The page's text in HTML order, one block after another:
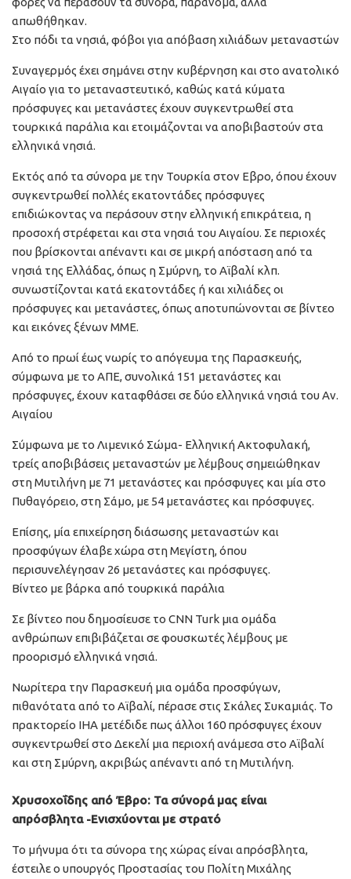
απωθήθηκαν.
Στο πόδι τα νησιά, φόβοι για απόβαση χιλιάδων μεταναστών
Συναγερμός έχει σημάνει στην κυβέρνηση και στο ανατολικό
Αιγαίο για το μεταναστευτικό, καθώς κατά κύματα
πρόσφυγες και μετανάστες έχουν συγκεντρωθεί στα
τουρκικά παράλια και ετοιμάζονται να αποβιβαστούν στα
ελληνικά νησιά.
Εκτός από τα σύνορα με την Τουρκία στον Εβρο, όπου έχουν
συγκεντρωθεί πολλές εκατοντάδες πρόσφυγες
επιδιώκοντας να περάσουν στην ελληνική επικράτεια, η
προσοχή στρέφεται και στα νησιά του Αιγαίου. Σε περιοχές
που βρίσκονται απέναντι και σε μικρή απόσταση από τα
νησιά της Ελλάδας, όπως η Σμύρνη, το Αϊβαλί κλπ.
συνωστίζονται κατά εκατοντάδες ή και χιλιάδες οι
πρόσφυγες και μετανάστες, όπως αποτυπώνονται σε βίντεο
και εικόνες ξένων ΜΜΕ.
Από το πρωί έως νωρίς το απόγευμα της Παρασκευής,
σύμφωνα με το ΑΠΕ, συνολικά 151 μετανάστες και
πρόσφυγες, έχουν καταφθάσει σε δύο ελληνικά νησιά του Αν.
Αιγαίου
Σύμφωνα με το Λιμενικό Σώμα- Ελληνική Ακτοφυλακή,
τρείς αποβιβάσεις μεταναστών με λέμβους σημειώθηκαν
στη Μυτιλήνη με 71 μετανάστες και πρόσφυγες και μία στο
Πυθαγόρειο, στη Σάμο, με 54 μετανάστες και πρόσφυγες.
Επίσης, μία επιχείρηση διάσωσης μεταναστών και
προσφύγων έλαβε χώρα στη Μεγίστη, όπου
περισυνελέγησαν 26 μετανάστες και πρόσφυγες.
Βίντεο με βάρκα από τουρκικά παράλια
Σε βίντεο που δημοσίευσε το CNN Turk μια ομάδα
ανθρώπων επιβιβάζεται σε φουσκωτές λέμβους με
προορισμό ελληνικά νησιά.
Νωρίτερα την Παρασκευή μια ομάδα προσφύγων,
πιθανότατα από το Αϊβαλί, πέρασε στις Σκάλες Συκαμιάς. Το
πρακτορείο IHA μετέδιδε πως άλλοι 160 πρόσφυγες έχουν
συγκεντρωθεί στο Δεκελί μια περιοχή ανάμεσα στο Αϊβαλί
και στη Σμύρνη, ακριβώς απέναντι από τη Μυτιλήνη.
Χρυσοχοΐδης από Έβρο: Τα σύνορά μας είναι
απρόσβλητα -Ενισχύονται με στρατό
Το μήνυμα ότι τα σύνορα της χώρας είναι απρόσβλητα,
έστειλε ο υπουργός Προστασίας του Πολίτη Μιχάλης